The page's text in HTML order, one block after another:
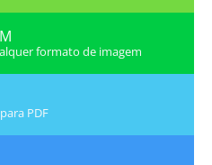
formato de imagem
PDF